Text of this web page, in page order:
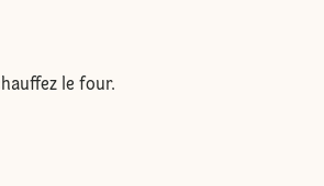
le four.